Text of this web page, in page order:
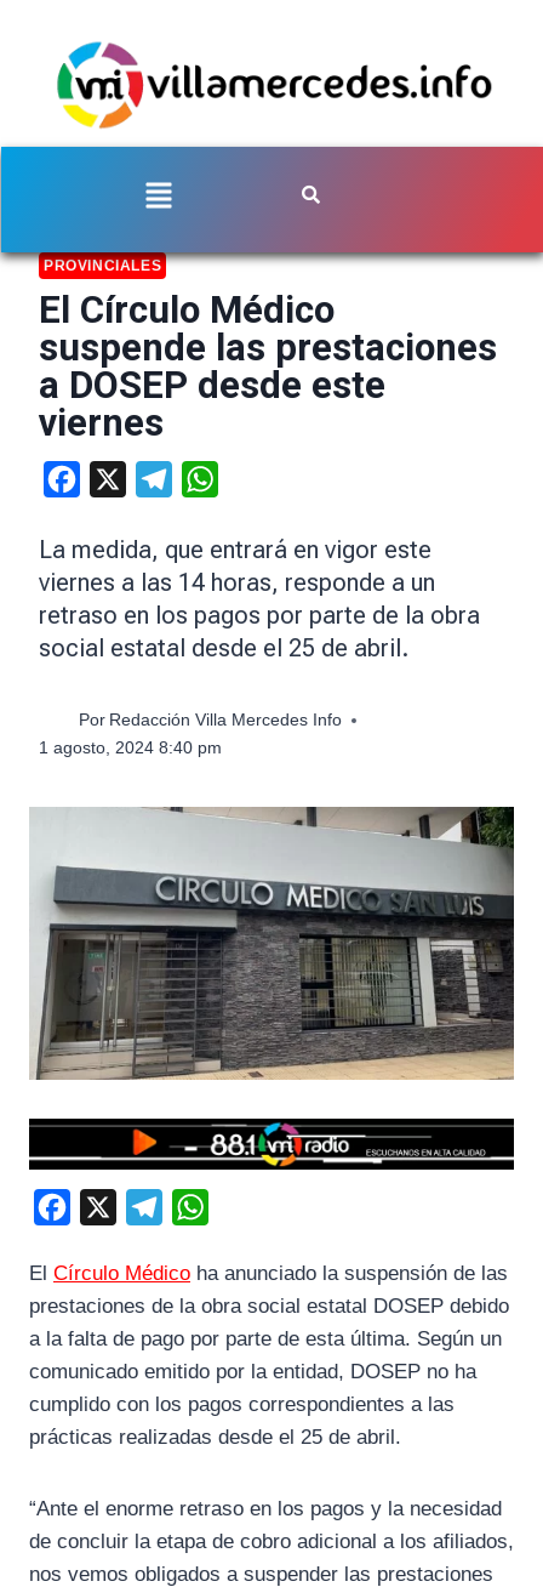
PROVINCIALES
El Círculo Médico
suspende las prestaciones
a DOSEP desde este
viernes
Facebook Telegram
La medida, que entrará en vigor este
viernes a las 14 horas, responde a un
retraso en los pagos por parte de la obra
social estatal desde el 25 de abril.
Por Redacción Villa Mercedes Info
1 agosto, 2024 8:40 pm
c
e
b
o
l
e
g
a
t
s
A
El Círculo Médico ha anunciado la suspensión de las
prestaciones de la obra social estatal DOSEP debido
a la falta de pago por parte de esta última. Según un
comunicado emitido por la entidad, DOSEP no ha
cumplido con los pagos correspondientes a las
prácticas realizadas desde el 25 de abril.
“Ante el enorme retraso en los pagos y la necesidad
de concluir la etapa de cobro adicional a los afiliados,
nos vemos obligados a suspender las prestaciones